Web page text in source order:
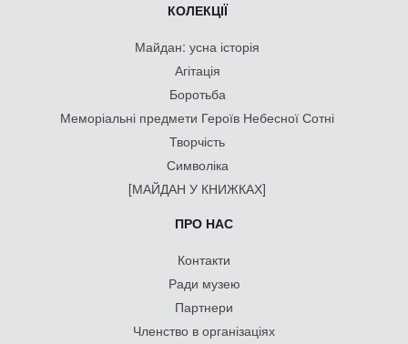
КОЛЕКЦІЇ
Майдан: усна історія
Агітація
Боротьба
Меморіальні предмети Героїв Небесної Сотні
Творчість
Символіка
[МАЙДАН У КНИЖКАХ]
ПРО НАС
Контакти
Ради музею
Партнери
Членство в організаціях